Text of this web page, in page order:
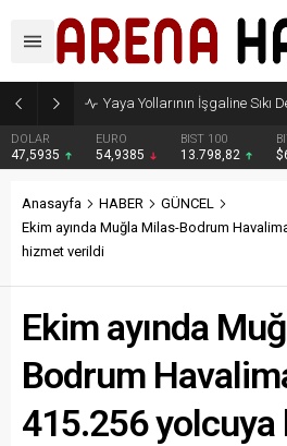
Yaya Yollarının İşgaline Sıkı
DOLAR
47,5935
EURO
54,9385
BIST 100
13.798,82
Anasayfa HABER
GÜNCEL
Ekim ayında Muğla Milas-Bodrum
hizmet verildi
Ekim ayında
Bodrum
415.256 yolcuya